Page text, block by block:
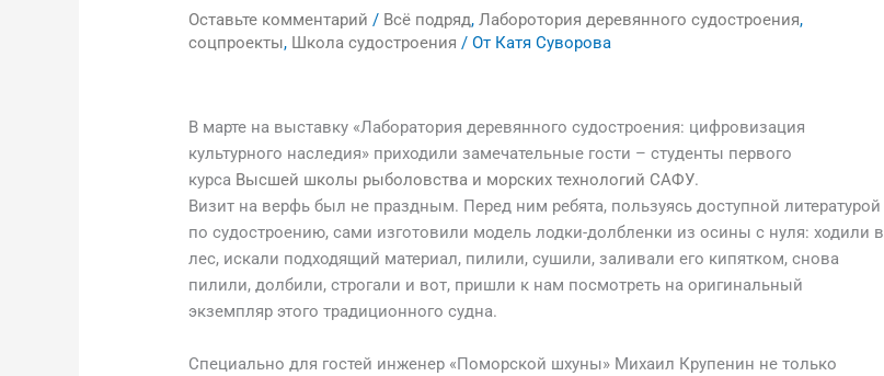
Оставьте комментарий / Всё подряд,Лаборотория деревянного судостроения,
соцпроекты, Школа судостроения / От Катя Суворова
В марте на выставку «Лаборатория деревянного судостроения: цифровизация
культурного наследия» приходили замечательные гости – студенты первого
курса Высшей школы рыболовства и морских технологий САФУ.
Визит на верфь был не праздным. Перед ним ребята, пользуясь доступной литературой
по судостроению, сами изготовили модель лодки-долбленки из осины с нуля: ходили в
лес, искали подходящий материал, пилили, сушили, заливали его кипятком, снова
пилили, долбили, строгали и вот, пришли к нам посмотреть на оригинальный
экземпляр этого традиционного судна.
Специально для гостей инженер «Поморской шхуны» Михаил Крупенин не только